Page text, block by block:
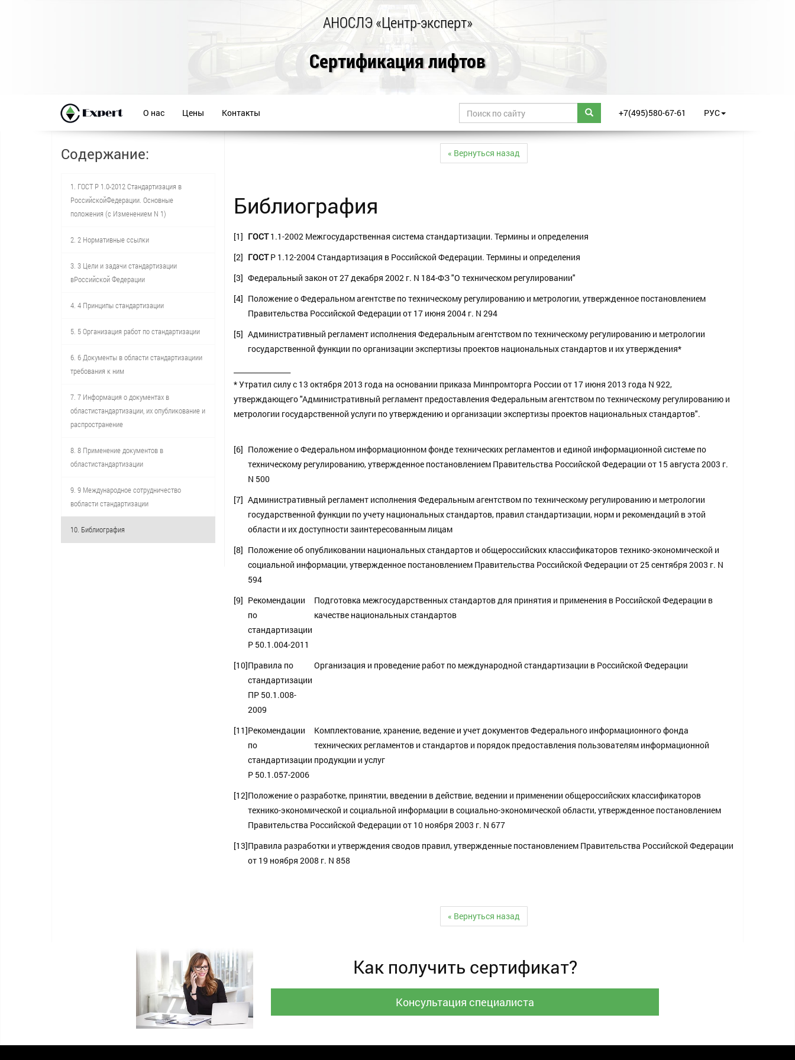
АНОСЛЭ «Центр-эксперт»
Сертификация лифтов
О нас Цены Контакты +7(495)580-67-61 РУС
« Вернуться назад
Библиография
[1] ГОСТ1.1-2002 Межгосударственная система стандартизации. Термины и определения
[2] ГОСТР 1.12-2004 Стандартизация в Российской Федерации. Термины и определения
[3] Федеральный закон от 27 декабря 2002 г. N 184-ФЗ "О техническом регулировании"
[4] Положение о Федеральном агентстве по техническому регулированию и метрологии, утвержденное постановлением
Правительства Российской Федерации от 17 июня 2004 г. N 294
[5] Административный регламент исполнения Федеральным агентством по техническому регулированию и метрологии
государственной функции по организации экспертизы проектов национальных стандартов и их утверждения*
* Утратил силу с 13 октября 2013 года на основании приказа Минпромторга России от 17 июня 2013 года N 922,
утверждающего "Административный регламент предоставления Федеральным агентством по техническому регулированию и
метрологии государственной услуги по утверждению и организации экспертизы проектов национальных стандартов".
[6] Положение о Федеральном информационном фонде технических регламентов и единой информационной системе по
техническому регулированию, утвержденное постановлением Правительства Российской Федерации от 15 августа 2003 г.
N 500
[7] Административный регламент исполнения Федеральным агентством по техническому регулированию и метрологии
государственной функции по учету национальных стандартов, правил стандартизации, норм и рекомендаций в этой
области и их доступности заинтересованным лицам
[8] Положение об опубликовании национальных стандартов и общероссийских классификаторов технико-экономической и
социальной информации, утвержденное постановлением Правительства Российской Федерации от 25 сентября 2003 г. N
594
[9] Рекомендации
по
стандартизации
Р 50.1.004-2011
Подготовка межгосударственных стандартов для принятия и применения в Российской Федерации в
качестве национальных стандартов
[10]Правила по
стандартизации
ПР 50.1.008-
2009
Организация и проведение работ по международной стандартизации в Российской Федерации
[11]Рекомендации
по
стандартизации
Р 50.1.057-2006
Комплектование, хранение, ведение и учет документов Федерального информационного фонда
технических регламентов и стандартов и порядок предоставления пользователям информационной
продукции и услуг
[12]Положение о разработке, принятии, введении в действие, ведении и применении общероссийских классификаторов
технико-экономической и социальной информации в социально-экономической области, утвержденное постановлением
Правительства Российской Федерации от 10 ноября 2003 г. N 677
[13]Правила разработки и утверждения сводов правил, утвержденные постановлением Правительства Российской Федерации
от 19 ноября 2008 г. N 858
« Вернуться назад
Содержание:
1. ГОСТ Р 1.0-2012 Стандартизация в
РоссийскойФедерации. Основные
положения (с Изменением N 1)
2. 2 Нормативные ссылки
3. 3 Цели и задачи стандартизации
вРоссийской Федерации
4. 4 Принципы стандартизации
5. 5 Организация работ по стандартизации
6. 6 Документы в области стандартизациии
требования к ним
7. 7 Информация о документах в
областистандартизации, их опубликование и
распространение
8. 8 Применение документов в
областистандартизации
9. 9 Международное сотрудничество
вобласти стандартизации
10. Библиография
Как получить сертификат?
Консультация специалиста